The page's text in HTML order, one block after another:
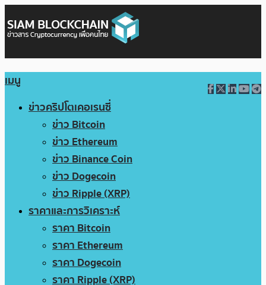
เมนู
ข่าวคริปโตเคอเรนซี่
ข่าว Bitcoin
ข่าว Ethereum
ข่าว Binance Coin
ข่าว Dogecoin
ข่าว Ripple (XRP)
ราคาและการวิเคราะห์
ราคา Bitcoin
ราคา Ethereum
ราคา Dogecoin
ราคา Ripple (XRP)